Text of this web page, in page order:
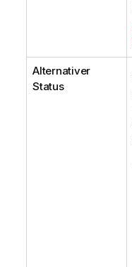
Alternativer
Status